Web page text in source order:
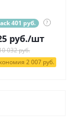
401 руб. ?
руб./шт
032 руб.
2 007 руб.